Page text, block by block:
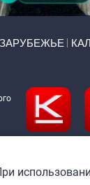
ЗАРУБЕЖЬЕ